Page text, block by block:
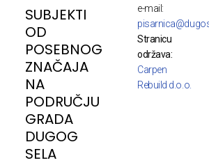
SUBJEKTI
OD
POSEBNOG
ZNAČAJA
NA
PODRUČJU
GRADA
DUGOG
SELA
e-mail:
Stranicu
održava:
Carpen
Rebuild d.o.o.